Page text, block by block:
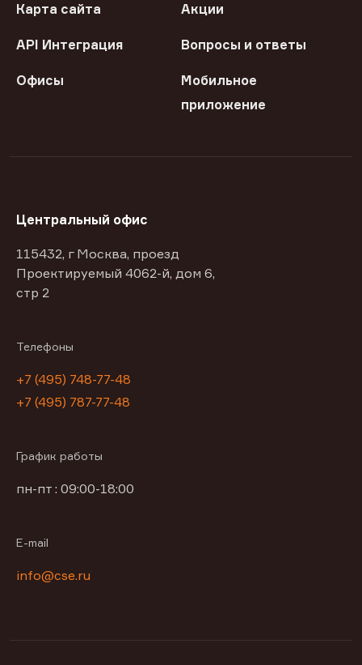
Карта сайта Акции
API Интеграция Вопросы и ответы
Офисы
Мобильное
приложение
Центральный офис
115432, г Москва, проезд
Проектируемый 4062-й, дом 6,
стр 2
Телефоны
+7 (495) 748-77-48
+7 (495) 787-77-48
График работы
пн-пт : 09:00-18:00
E-mail
info@cse.ru